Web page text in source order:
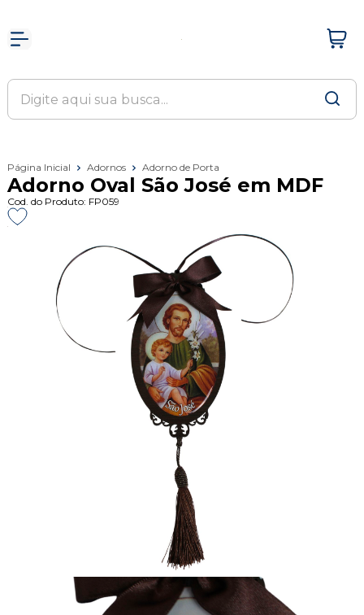
Página Inicial Adornos Adorno de Porta
Adorno Oval São José em MDF
Cod. do Produto: FP059